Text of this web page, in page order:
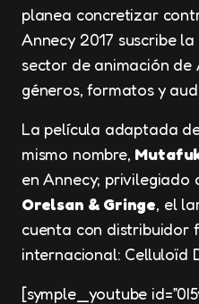
planea concretizar
Annecy 2017 suscribe
sector de animación
géneros, formatos y
La película adaptada
mismo nombre,
en Annecy; privilegiado
Orelsan & Gringe, el
cuenta con distribuidor
internacional: Celluloïd
[symple_youtube